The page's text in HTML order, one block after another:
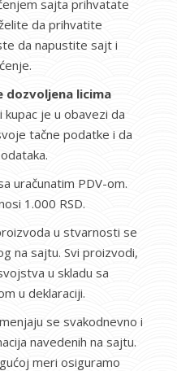
sajta prihvatate
da prihvatite
da napustite sajt i
dozvoljena licima
kupac je u obavezi da
tačne podatke i da
uračunatim PDV-om.
1.000 RSD.
u stvarnosti se
na sajtu. Svi proizvodi,
u skladu sa
u deklaraciji.
se svakodnevno i
navedenih na sajtu.
meri osiguramo